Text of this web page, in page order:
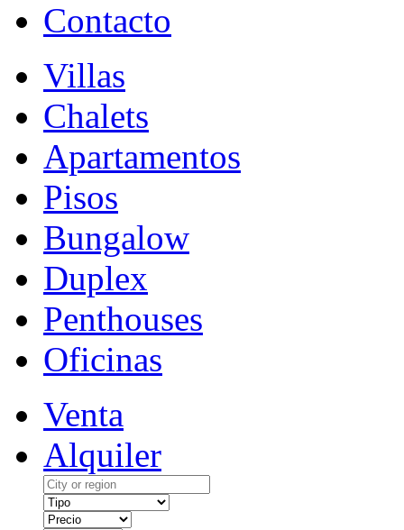
Contacto
Villas
Chalets
Apartamentos
Pisos
Bungalow
Duplex
Penthouses
Oficinas
Venta
Alquiler